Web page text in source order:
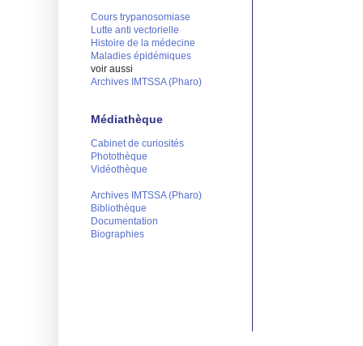
Cours trypanosomiase
Lutte anti vectorielle
Histoire de la médecine
Maladies épidémiques
voir aussi
Archives IMTSSA (Pharo)
Médiathèque
Cabinet de curiosités
Photothèque
Vidéothèque
Archives IMTSSA (Pharo)
Bibliothèque
Documentation
Biographies